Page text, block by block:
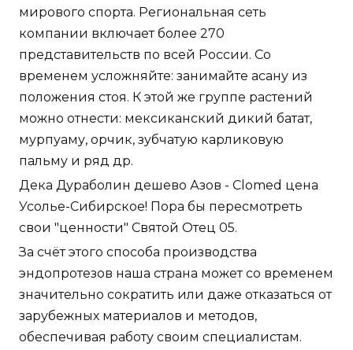
мирового спорта. Региональная сеть
компании включает более 270
представительств по всей России. Со
временем усложняйте: занимайте асану из
положения стоя. К этой же группе растений
можно отнести: мексиканский дикий батат,
мурпуаму, орчик, зубчатую карликовую
пальму и ряд др.
Дека Дураболин дешево Азов - Clomed цена
Усолье-Сибирское! Пора бы пересмотреть
свои "ценности" Святой Отец 05.
За счёт этого способа производства
эндопротезов наша страна может со временем
значительно сократить или даже отказаться от
зарубежных материалов и методов,
обеспечивая работу своим специалистам.